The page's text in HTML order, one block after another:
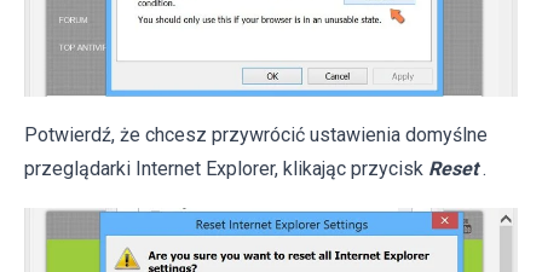
Potwierdź, że chcesz przywrócić ustawienia domyślne
przeglądarki Internet Explorer, klikając przycisk Reset .